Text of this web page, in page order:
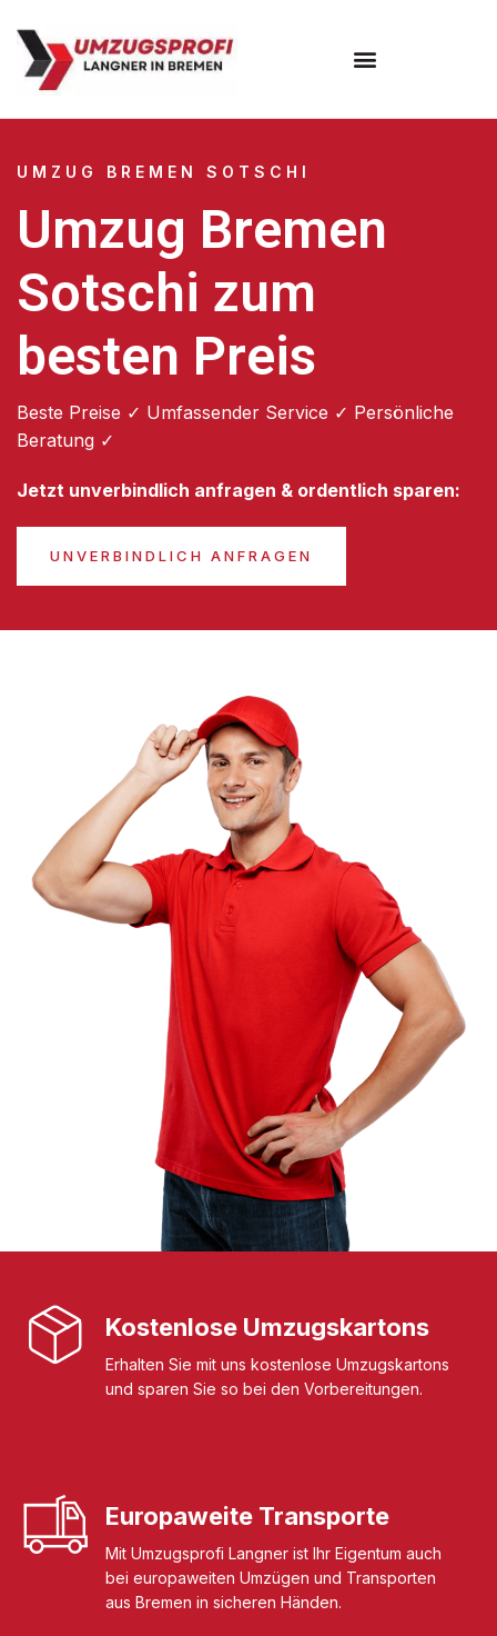
UMZUG BREMEN SOTSCHI
Umzug Bremen
Sotschi zum
besten Preis
Beste Preise ✓ Umfassender Service ✓ Persönliche
Beratung ✓
Jetzt unverbindlich anfragen & ordentlich sparen:
UNVERBINDLICH ANFRAGEN
Kostenlose Umzugskartons
Erhalten Sie mit uns kostenlose Umzugskartons
und sparen Sie so bei den Vorbereitungen.
Europaweite Transporte
Mit Umzugsprofi Langner ist Ihr Eigentum auch
bei europaweiten Umzügen und Transporten
aus Bremen in sicheren Händen.